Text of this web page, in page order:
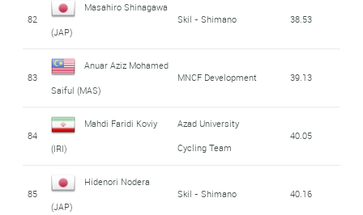
82
Masahiro Shinagawa
(JAP)
Skil - Shimano 38.53
83
Anuar Aziz Mohamed
Saiful (MAS)
MNCF Development 39.13
84
Mahdi Faridi Koviy
(IRI)
Azad University
Cycling Team
40.05
85
Hidenori Nodera
(JAP)
Skil - Shimano 40.16